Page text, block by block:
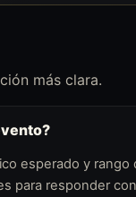
más clara.
esperado y rango
para responder